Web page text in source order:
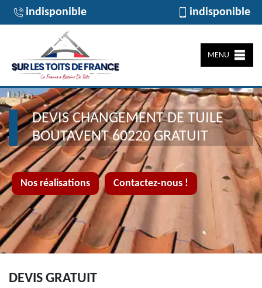
indisponible indisponible
MENU
Nos réalisations Contactez-nous !
DEVIS CHANGEMENT DE TUILE
BOUTAVENT 60220 GRATUIT
DEVIS GRATUIT